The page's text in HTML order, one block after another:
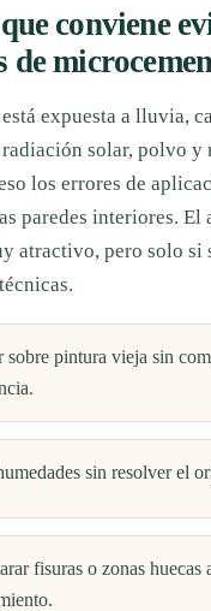
conviene
de
expuesta a lluvia,
solar, polvo y
los errores de
paredes interiores. El
atractivo, pero solo si
sobre pintura vieja sin
sin resolver el
fisuras o zonas huecas